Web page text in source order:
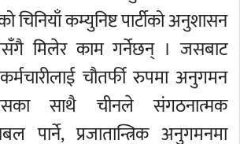
चिनियाँ कम्युनिष्ट पार्टीको अनुशासन
मिलेर काम गर्नेछन् । जसबाट
चौतर्फी रुपमा अनुगमन
साथै चीनले संगठनात्मक
पार्ने, प्रजातान्त्रिक अनुगमनमा